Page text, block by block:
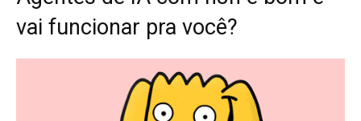
vai funcionar pra você?